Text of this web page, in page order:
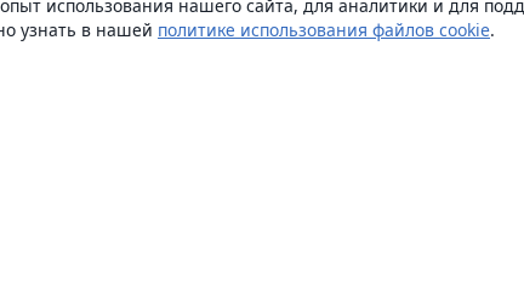
использования нашего сайта, для аналитики и для
узнать в нашей политике использования файлов cookie.